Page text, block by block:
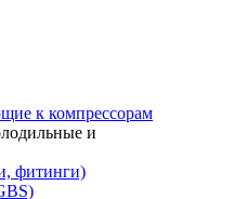
к компрессорам
и
фитинги)